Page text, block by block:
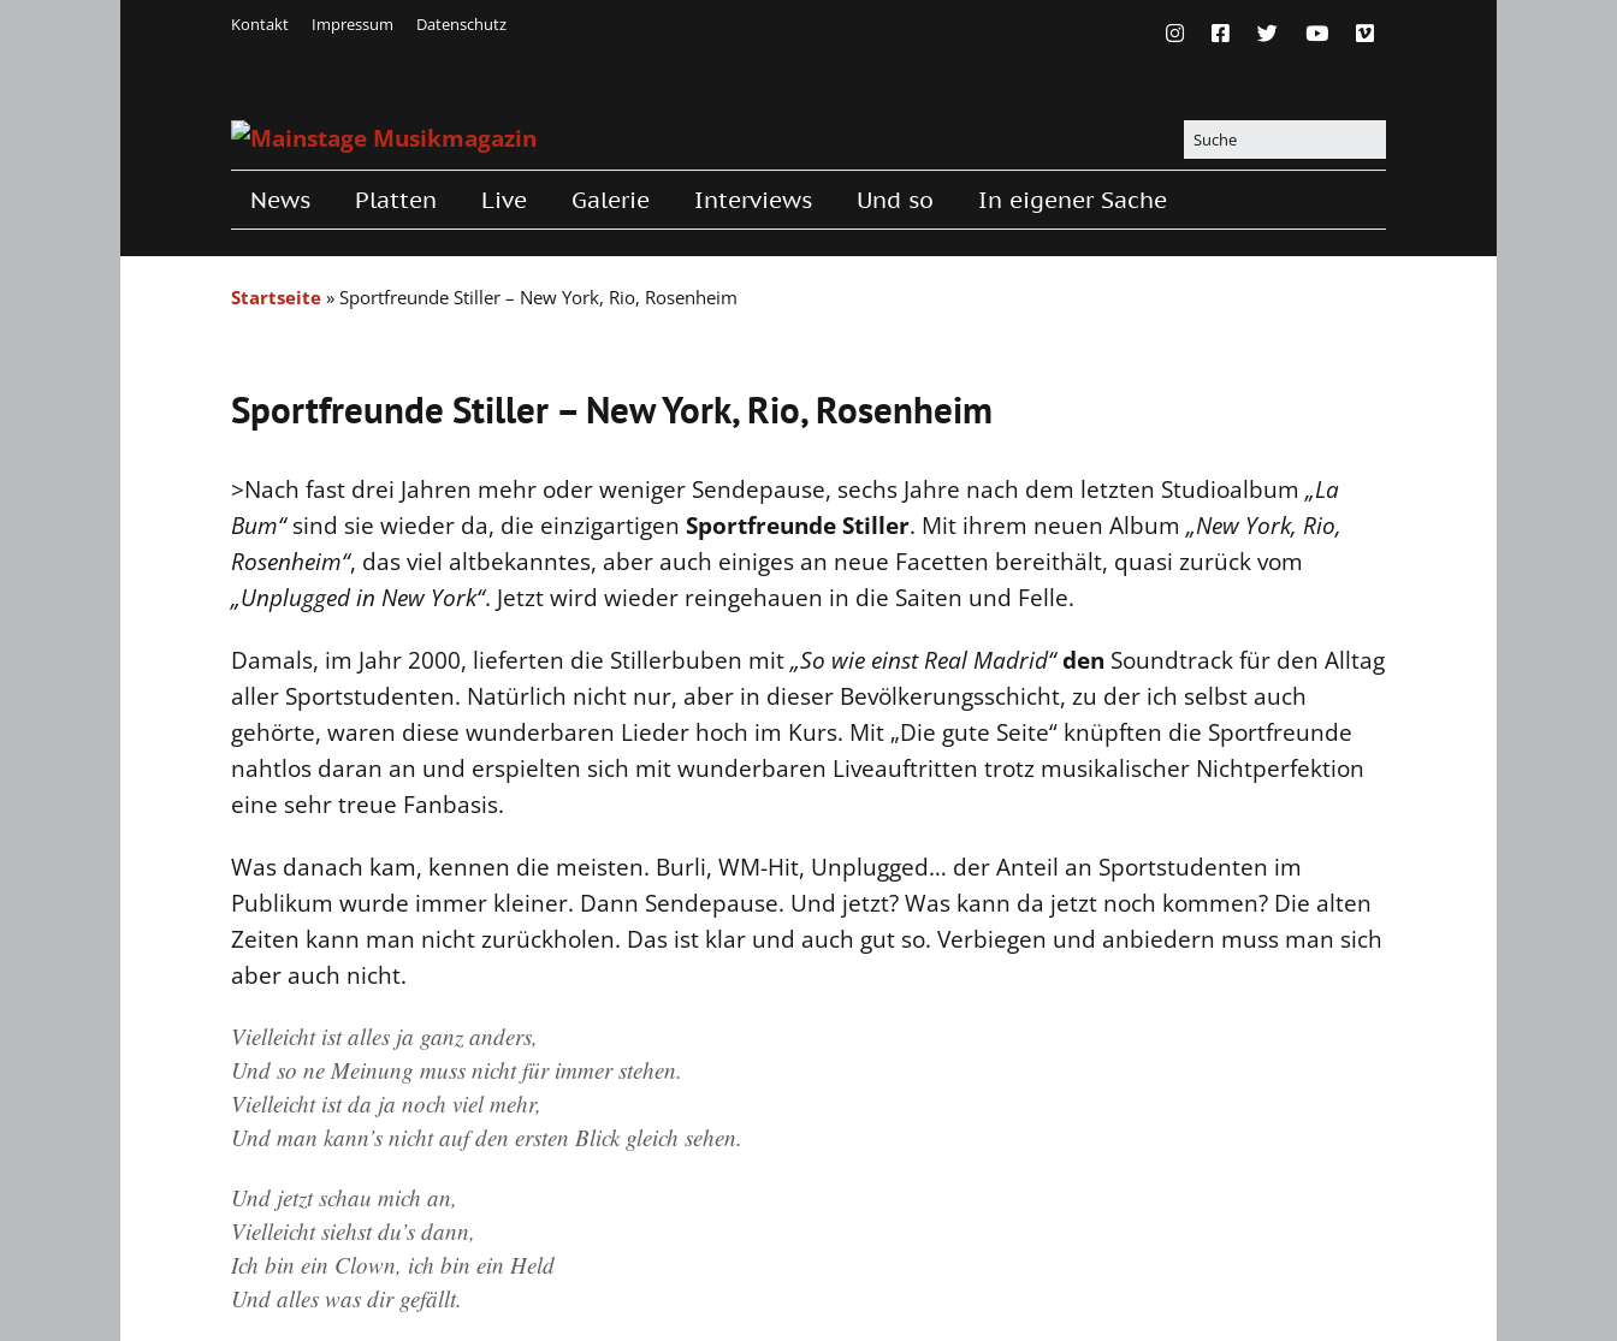
Kontakt Impressum Datenschutz
News Platten Live Galerie Interviews Und so In eigener Sache
Startseite » Sportfreunde Stiller – New York, Rio, Rosenheim
Sportfreunde Stiller – New York, Rio, Rosenheim
>Nach fast drei Jahren mehr oder weniger Sendepause, sechs Jahre nach dem letzten Studioalbum „La
Bum“sind sie wieder da, die einzigartigen Sportfreunde Stiller. Mit ihrem neuen Album „New York, Rio,
Rosenheim“, das viel altbekanntes, aber auch einiges an neue Facetten bereithält, quasi zurück vom
„Unplugged in New York“. Jetzt wird wieder reingehauen in die Saiten und Felle.
Damals, im Jahr 2000, lieferten die Stillerbuben mit„So wie einst Real Madrid“den Soundtrack für den Alltag
aller Sportstudenten. Natürlich nicht nur, aber in dieser Bevölkerungsschicht, zu der ich selbst auch
gehörte, waren diese wunderbaren Lieder hoch im Kurs. Mit „Die gute Seite“ knüpften die Sportfreunde
nahtlos daran an und erspielten sich mit wunderbaren Liveauftritten trotz musikalischer Nichtperfektion
eine sehr treue Fanbasis.
Was danach kam, kennen die meisten. Burli, WM-Hit, Unplugged… der Anteil an Sportstudenten im
Publikum wurde immer kleiner. Dann Sendepause. Und jetzt? Was kann da jetzt noch kommen? Die alten
Zeiten kann man nicht zurückholen. Das ist klar und auch gut so. Verbiegen und anbiedern muss man sich
aber auch nicht.
Vielleicht ist alles ja ganz anders,
Und so ne Meinung muss nicht für immer stehen.
Vielleicht ist da ja noch viel mehr,
Und man kann’s nicht auf den ersten Blick gleich sehen.
Und jetzt schau mich an,
Vielleicht siehst du’s dann,
Ich bin ein Clown, ich bin ein Held
Und alles was dir gefällt.